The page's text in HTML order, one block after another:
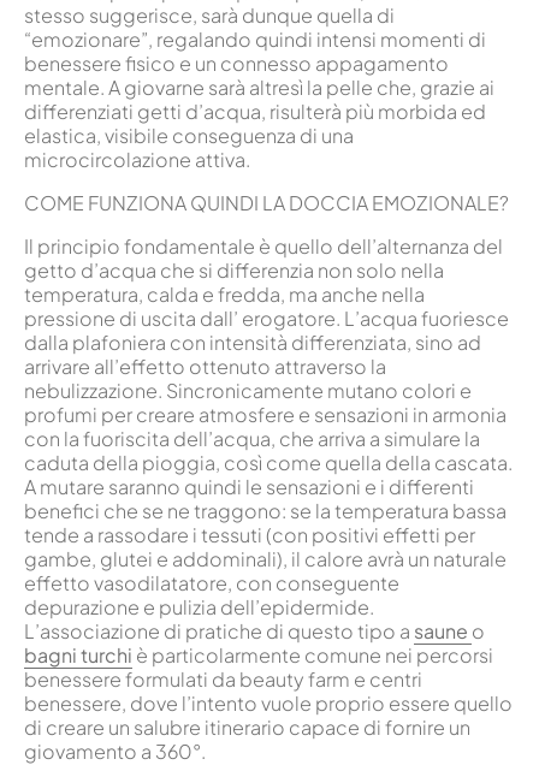
stesso suggerisce, sarà dunque quella di
“emozionare”, regalando quindi intensi momenti di
benessere fisico e un connesso appagamento
mentale. A giovarne sarà altresì la pelle che, grazie ai
differenziati getti d’acqua, risulterà più morbida ed
elastica, visibile conseguenza di una
microcircolazione attiva.
COME FUNZIONA QUINDI LA DOCCIA EMOZIONALE?
Il principio fondamentale è quello dell’alternanza del
getto d’acqua che si differenzia non solo nella
temperatura, calda e fredda, ma anche nella
pressione di uscita dall’ erogatore. L’acqua fuoriesce
dalla plafoniera con intensità differenziata, sino ad
arrivare all’effetto ottenuto attraverso la
nebulizzazione. Sincronicamente mutano colori e
profumi per creare atmosfere e sensazioni in armonia
con la fuoriscita dell’acqua, che arriva a simulare la
caduta della pioggia, così come quella della cascata.
A mutare saranno quindi le sensazioni e i differenti
benefici che se ne traggono: se la temperatura bassa
tende a rassodare i tessuti (con positivi effetti per
gambe, glutei e addominali), il calore avrà un naturale
effetto vasodilatatore, con conseguente
depurazione e pulizia dell’epidermide.
L’associazione di pratiche di questo tipo a saune o
bagni turchi è particolarmente comune nei percorsi
benessere formulati da beauty farm e centri
benessere, dove l’intento vuole proprio essere quello
di creare un salubre itinerario capace di fornire un
giovamento a 360°.